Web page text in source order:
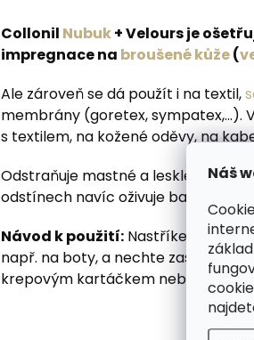
Náš
Collonil Nubuk+ Velours je
impregnace na broušené kůže(
Ale zároveň se dá použít i na textil,
membrány (goretex, sympatex,...).
s textilem, na kožené oděvy, na
Odstraňuje mastné a lesklé plochy
odstínech navíc oživuje barvy.
Návod k použití: Nastříkejte
např. na boty, a nechte zaschnout.
krepovým kartáčkem nebo